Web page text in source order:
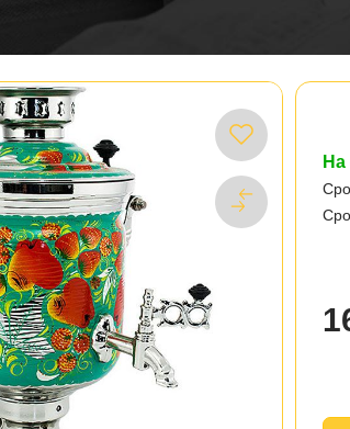
На